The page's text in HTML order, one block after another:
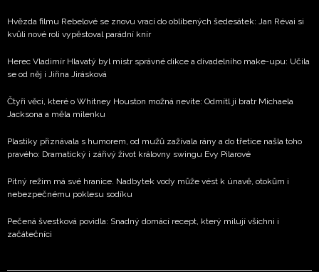
Hvězda filmu Rebelové se znovu vrací do oblíbených šedesátek: Jan Révai si
kvůli nové roli vypěstoval parádní knír
Herec Vladimír Hlavatý byl mistr správné dikce a divadelního make-upu: Učila
se od něj i Jiřina Jirásková
Čtyři věci, které o Whitney Houston možná nevíte: Odmítl ji bratr Michaela
Jacksona a měla milenku
Plastiky přiznávala s humorem, od mužů zažívala rány a do třetice našla toho
pravého: Dramatický i zářivý život královny swingu Evy Pilarové
Pitný režim má své hranice. Nadbytek vody může vést k únavě, otokům i
nebezpečnému poklesu sodíku
Pečená švestková povidla: Snadný domácí recept, který milují všichni i
začátečníci